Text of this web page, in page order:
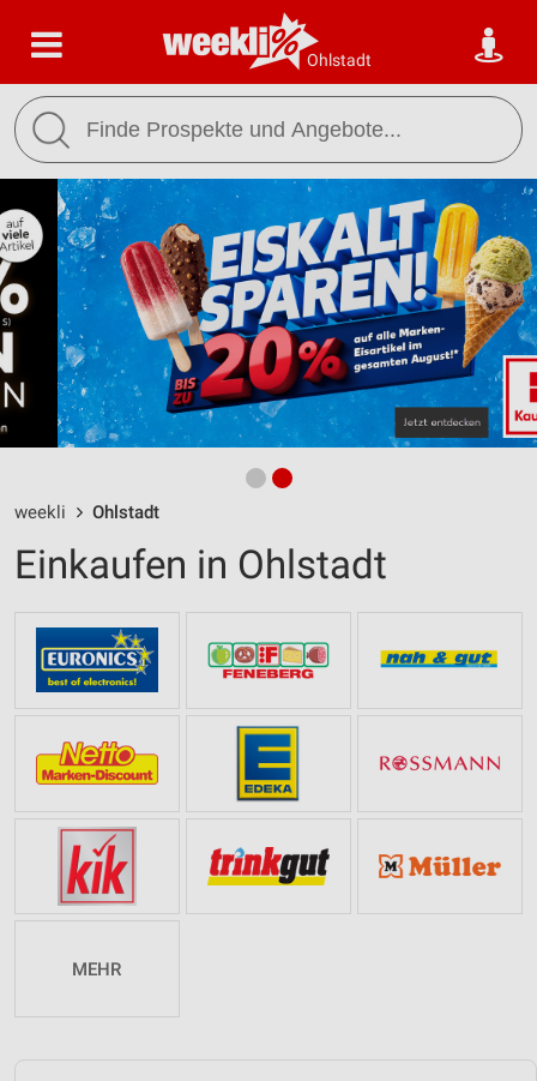
Ohlstadt
weekli Ohlstadt
Einkaufen in Ohlstadt
MEHR